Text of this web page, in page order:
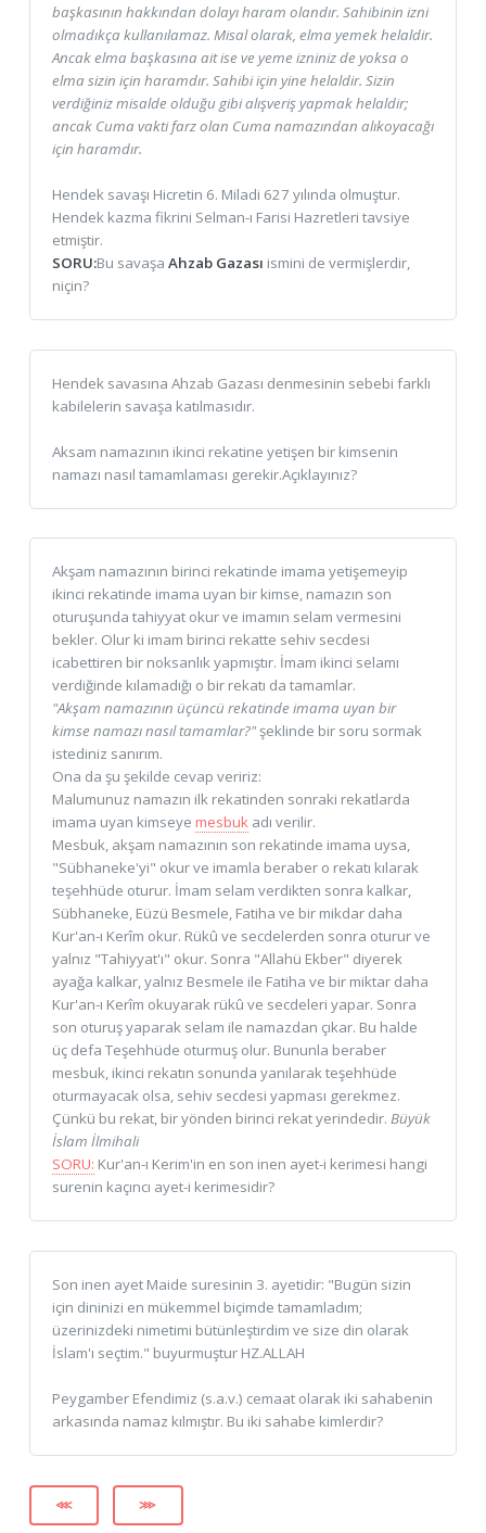
başkasının hakkından dolayı haram olandır. Sahibinin izni
olmadıkça kullanılamaz. Misal olarak, elma yemek helaldir.
Ancak elma başkasına ait ise ve yeme izniniz de yoksa o
elma sizin için haramdır. Sahibi için yine helaldir. Sizin
verdiğiniz misalde olduğu gibi alışveriş yapmak helaldir;
ancak Cuma vakti farz olan Cuma namazından alıkoyacağı
için haramdır.
Hendek savaşı Hicretin 6. Miladi 627 yılında olmuştur.
Hendek kazma fikrini Selman-ı Farisi Hazretleri tavsiye
etmiştir.
SORU:Bu savaşa Ahzab Gazası ismini de vermişlerdir,
niçin?
Hendek savasına Ahzab Gazası denmesinin sebebi farklı
kabilelerin savaşa katılmasıdır.
Aksam namazının ikinci rekatine yetişen bir kimsenin
namazı nasıl tamamlaması gerekir.Açıklayınız?
Akşam namazının birinci rekatinde imama yetişemeyip
ikinci rekatinde imama uyan bir kimse, namazın son
oturuşunda tahiyyat okur ve imamın selam vermesini
bekler. Olur ki imam birinci rekatte sehiv secdesi
icabettiren bir noksanlık yapmıştır. İmam ikinci selamı
verdiğinde kılamadığı o bir rekatı da tamamlar.
"Akşam namazının üçüncü rekatinde imama uyan bir
kimse namazı nasıl tamamlar?"şeklinde bir soru sormak
istediniz sanırım.
Ona da şu şekilde cevap veririz:
Malumunuz namazın ilk rekatinden sonraki rekatlarda
imama uyan kimseye mesbukadı verilir.
Mesbuk, akşam namazının son rekatinde imama uysa,
"Sübhaneke'yi" okur ve imamla beraber o rekatı kılarak
teşehhüde oturur. İmam selam verdikten sonra kalkar,
Sübhaneke, Eüzü Besmele, Fatiha ve bir mikdar daha
Kur'an-ı Kerîm okur. Rükû ve secdelerden sonra oturur ve
yalnız "Tahiyyat'ı" okur. Sonra "Allahü Ekber" diyerek
ayağa kalkar, yalnız Besmele ile Fatiha ve bir miktar daha
Kur'an-ı Kerîm okuyarak rükû ve secdeleri yapar. Sonra
son oturuş yaparak selam ile namazdan çıkar. Bu halde
üç defa Teşehhüde oturmuş olur. Bununla beraber
mesbuk, ikinci rekatın sonunda yanılarak teşehhüde
oturmayacak olsa, sehiv secdesi yapması gerekmez.
Çünkü bu rekat, bir yönden birinci rekat yerindedir. Büyük
İslam İlmihali
SORU: Kur'an-ı Kerim'in en son inen ayet-i kerimesi hangi
surenin kaçıncı ayet-i kerimesidir?
Son inen ayet Maide suresinin 3. ayetidir: "Bugün sizin
için dininizi en mükemmel biçimde tamamladım;
üzerinizdeki nimetimi bütünleştirdim ve size din olarak
İslam'ı seçtim." buyurmuştur HZ.ALLAH
Peygamber Efendimiz (s.a.v.) cemaat olarak iki sahabenin
arkasında namaz kılmıştır. Bu iki sahabe kimlerdir?
⋘ ⋙